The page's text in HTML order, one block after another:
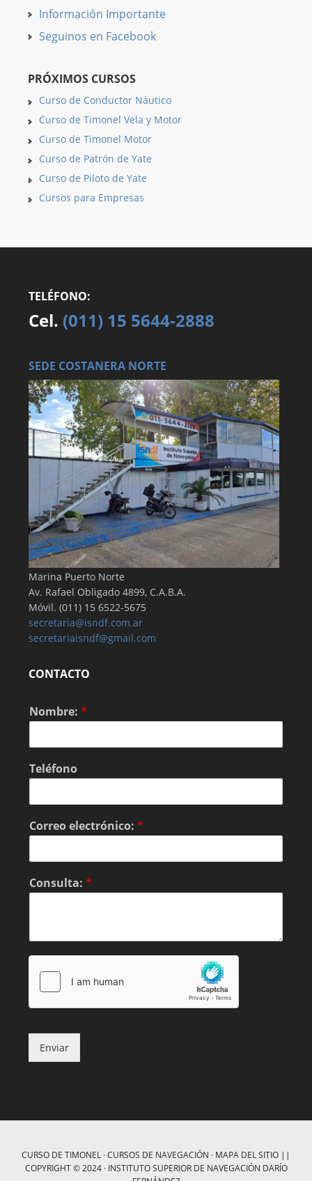
Información Importante
Seguinos en Facebook
PRÓXIMOS CURSOS
Curso de Conductor Náutico
Curso de Timonel Vela y Motor
Curso de Timonel Motor
Curso de Patrón de Yate
Curso de Piloto de Yate
Cursos para Empresas
TELÉFONO:
Cel. (011) 15 5644-2888
SEDE COSTANERA NORTE
Marina Puerto Norte
Av. Rafael Obligado 4899, C.A.B.A.
Móvil. (011) 15 6522-5675
secretaria@isndf.com.ar
secretariaisndf@gmail.com
CONTACTO
Nombre: *
Teléfono
Correo electrónico: *
Consulta: *
Enviar
CURSO DE TIMONEL ·CURSOS DE NAVEGACIÓN · MAPA DEL SITIO ||
COPYRIGHT © 2024 · INSTITUTO SUPERIOR DE NAVEGACIÓN DARÍO